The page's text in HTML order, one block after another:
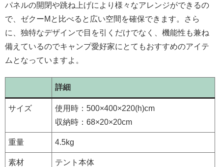
パネルの開閉や跳ね上げにより様々なアレンジができるの
で、ゼクーMと比べると広い空間を確保できます。さら
に、独特なデザインで目を引くだけでなく、機能性も兼ね
備えているのでキャンプ愛好家にとてもおすすめのアイテ
ムとなっていますよ。
詳細
サイズ
使用時：500×400×220(h)cm
収納時：68×20×20cm
重量 4.5kg
素材
テント本体